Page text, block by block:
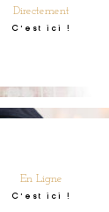
Directement
C'est ici !
En Ligne
C'est ici !